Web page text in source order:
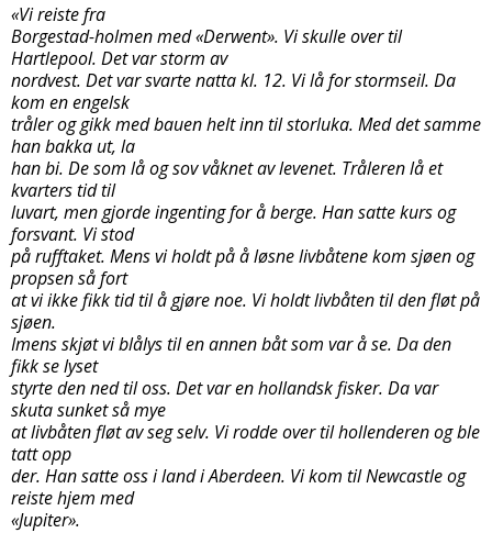
«Vi reiste fra
Borgestad-holmen med «Derwent». Vi skulle over til
Hartlepool. Det var storm av
nordvest. Det var svarte natta kl. 12. Vi lå for stormseil. Da
kom en engelsk
tråler og gikk med bauen helt inn til storluka. Med det samme
han bakka ut, la
han bi. De som lå og sov våknet av levenet. Tråleren lå et
kvarters tid til
luvart, men gjorde ingenting for å berge. Han satte kurs og
forsvant. Vi stod
på rufftaket. Mens vi holdt på å løsne livbåtene kom sjøen og
propsen så fort
at vi ikke fikk tid til å gjøre noe. Vi holdt livbåten til den fløt på
sjøen.
Imens skjøt vi blålys til en annen båt som var å se. Da den
fikk se lyset
styrte den ned til oss. Det var en hollandsk fisker. Da var
skuta sunket så mye
at livbåten fløt av seg selv. Vi rodde over til hollenderen og ble
tatt opp
der. Han satte oss i land i Aberdeen. Vi kom til Newcastle og
reiste hjem med
«Jupiter».